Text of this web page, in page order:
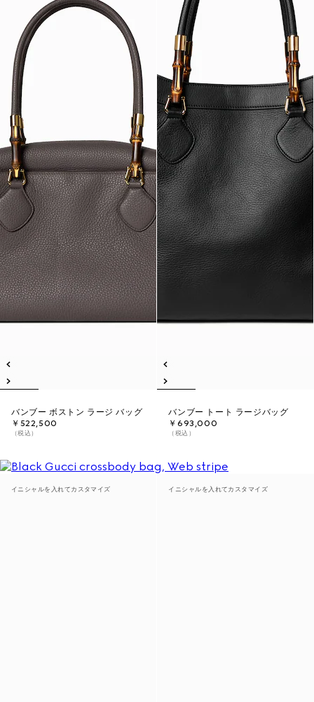
バンブー ボストン ラージ バッグ
￥522,500
（税込）
バンブー トート ラージバッグ
￥693,000
（税込）
イニシャルを入れてカスタマイズ イニシャルを入れてカスタマイズ